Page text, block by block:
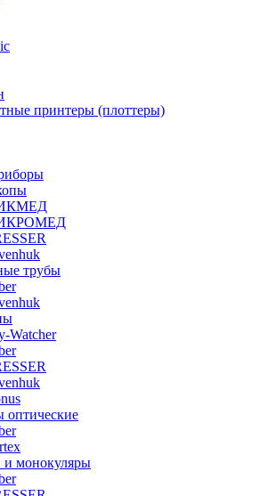
принтеры (плоттеры)
трубы
Watcher
оптические
и монокуляры